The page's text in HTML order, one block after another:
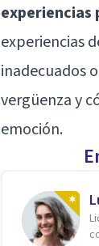
experiencias
experiencias
inadecuados
vergüenza y
emoción.